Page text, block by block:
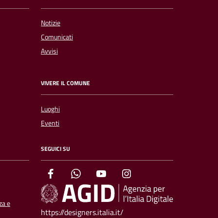
Notizie
Comunicati
Avvisi
VIVERE IL COMUNE
Luoghi
Eventi
e
SEGUICI SU
https://designers.italia.it/